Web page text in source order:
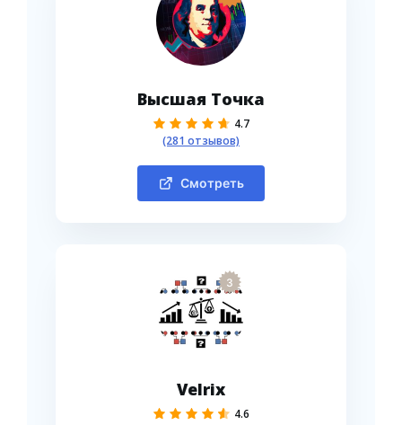
Высшая Точка
4.7
(281 отзывов)
Смотреть
3
Velrix
4.6